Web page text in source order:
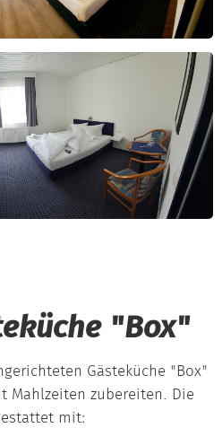
"Box"
Gästeküche "Box"
Mahlzeiten zubereiten. Die
mit: